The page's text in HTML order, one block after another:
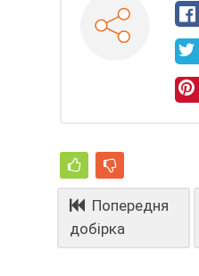
Попередня
добірка